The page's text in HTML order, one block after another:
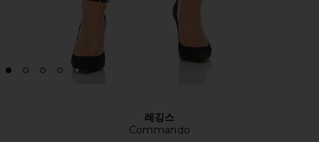
레깅스
Commando